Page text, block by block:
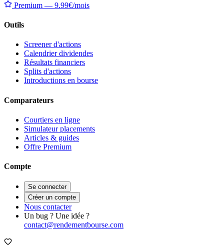
Premium — 9.99€/mois
Outils
Screener d'actions
Calendrier dividendes
Résultats financiers
Splits d'actions
Introductions en bourse
Comparateurs
Courtiers en ligne
Simulateur placements
Articles & guides
Offre Premium
Compte
Se connecter
Créer un compte
Nous contacter
Un bug ? Une idée ?
contact@rendementbourse.com